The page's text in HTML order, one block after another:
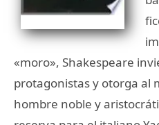
«moro», Shakespeare
protagonistas y otorga al
hombre noble y